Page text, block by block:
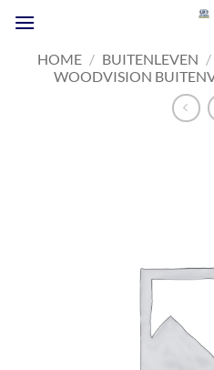
naar
inhoudHOME / BUITENLEVEN /
WOODVISION